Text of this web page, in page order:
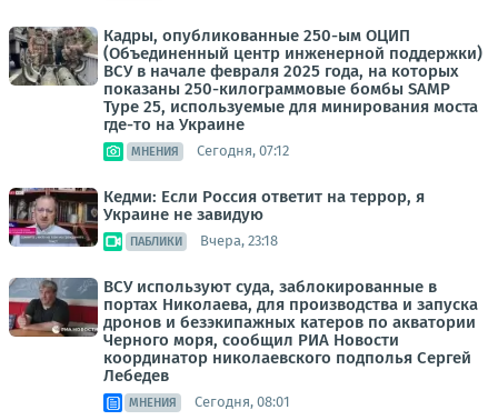
Кадры, опубликованные 250-ым ОЦИП
(Объединенный центр инженерной поддержки)
ВСУ в начале февраля 2025 года, на которых
показаны 250-килограммовые бомбы SAMP
Type 25, используемые для минирования моста
где-то на Украине
МНЕНИЯ Сегодня, 07:12
Кедми: Если Россия ответит на террор, я
Украине не завидую
ПАБЛИКИ Вчера, 23:18
ВСУ используют суда, заблокированные в
портах Николаева, для производства и запуска
дронов и безэкипажных катеров по акватории
Черного моря, сообщил РИА Новости
координатор николаевского подполья Сергей
Лебедев
МНЕНИЯ Сегодня, 08:01